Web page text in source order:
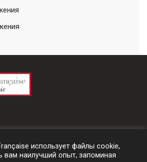
использует файлы cookie,
вам наилучший опыт, запоминая